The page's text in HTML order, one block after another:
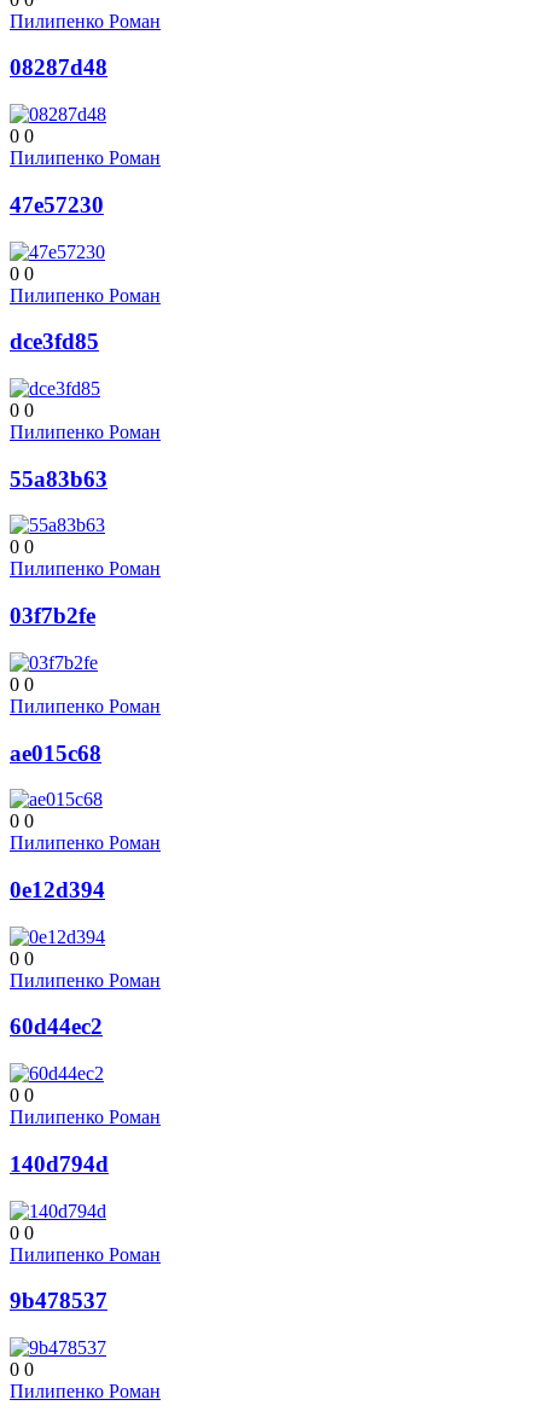
Пилипенко Роман
08287d48
0 0
Пилипенко Роман
47e57230
0 0
Пилипенко Роман
dce3fd85
0 0
Пилипенко Роман
55a83b63
0 0
Пилипенко Роман
03f7b2fe
0 0
Пилипенко Роман
ae015c68
0 0
Пилипенко Роман
0e12d394
0 0
Пилипенко Роман
60d44ec2
0 0
Пилипенко Роман
140d794d
0 0
Пилипенко Роман
9b478537
0 0
Пилипенко Роман